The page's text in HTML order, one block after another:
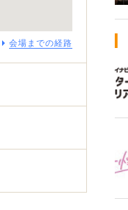
会場までの経路